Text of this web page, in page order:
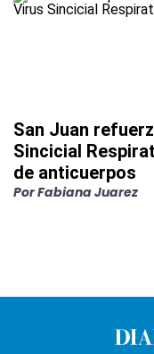
San Juan
Sincicial
de anticuerpos
PorFabiana Juarez